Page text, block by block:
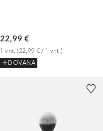
22,99 €
1 vnt. (22,99 € / 1 vnt.)
DOVANA